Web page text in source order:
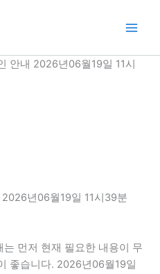
안내 2026년06월19일 11시
년06월19일 11시39분
는 먼저 현재 필요한 내용이 무
좋습니다. 2026년06월19일